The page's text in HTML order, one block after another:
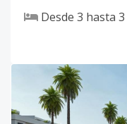
Desde 3 hasta 3